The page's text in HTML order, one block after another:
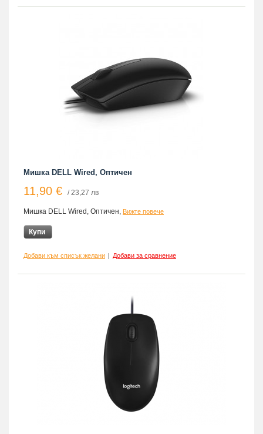
Мишка DELL Wired, Оптичен
11,90 € / 23,27 лв
Мишка DELL Wired, Оптичен, Вижте повече
Купи
Добави към списък желани Добави за сравнение